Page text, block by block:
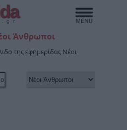
Άνθρωποι
της εφημερίδας Νέοι